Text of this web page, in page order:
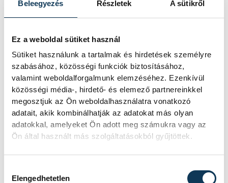
Beleegyezés Részletek A sütikről
Ez a weboldal sütiket használ
Sütiket használunk a tartalmak és hirdetések személyre
szabásához, közösségi funkciók biztosításához,
valamint weboldalforgalmunk elemzéséhez. Ezenkívül
közösségi média-, hirdető- és elemező partnereinkkel
megosztjuk az Ön weboldalhasználatra vonatkozó
adatait, akik kombinálhatják az adatokat más olyan
adatokkal, amelyeket Ön adott meg számukra vagy az
Ön által használt más szolgáltatásokból gyűjtöttek.
Elengedhetetlen